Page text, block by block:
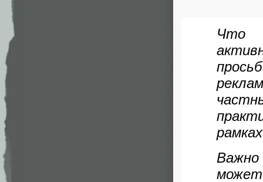
Что
может